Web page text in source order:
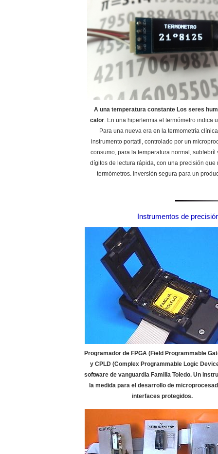
A una temperatura constante Los seres
calor. En una hipertermia el termómetro indica
Para una nueva era en la termometría
instrumento portatil, controlado por un
consumo, para la temperatura normal, subfebríl
dígitos de lectura rápida, con una precisión que
termómetros. Inversiòn segura para un
Instrumentos de
Programador de FPGA (Field Programmable
y CPLD (Complex Programmable Logic
software de vanguardia Familia Toledo. Un
la medida para el desarrollo de
interfaces protegidos.